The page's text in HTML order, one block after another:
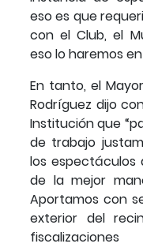
eso es que
con el Club, el
eso lo haremos
En tanto, el
Rodríguez dijo
Institución que
de trabajo
los espectáculos
de la mejor
Aportamos con
exterior del